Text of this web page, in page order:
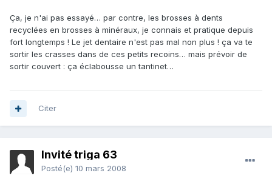
Ça, je n'ai pas essayé… par contre, les brosses à dents
recyclées en brosses à minéraux, je connais et pratique depuis
fort longtemps ! Le jet dentaire n'est pas mal non plus ! ça va te
sortir les crasses dans de ces petits recoins… mais prévoir de
sortir couvert : ça éclabousse un tantinet…
Citer
Invité triga 63
Posté(e) 10 mars 2008